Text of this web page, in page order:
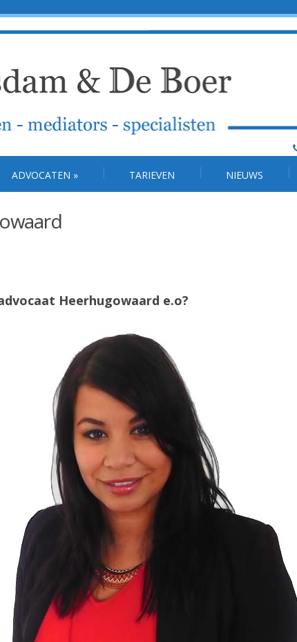
ADVOCATEN » TARIEVEN NIEUWS
Heerhugowaard e.o?